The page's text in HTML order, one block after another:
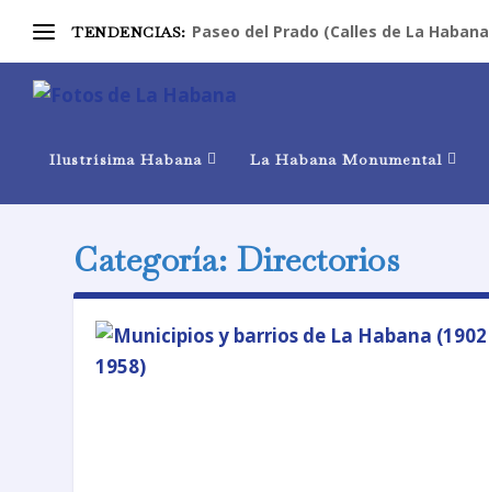
TENDENCIAS: Paseo del Prado (Calles de La
Ilustrísima Habana La Habana Monumental
Categoría: Directorios